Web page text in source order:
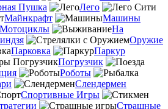
Пушка
Лего
Майнкрафт
Машины
Мотоциклы
На
Оружие
Парковка
Паркур
Погрузчик
Роботы
Слендермен
Спортивные Игры
Страшные